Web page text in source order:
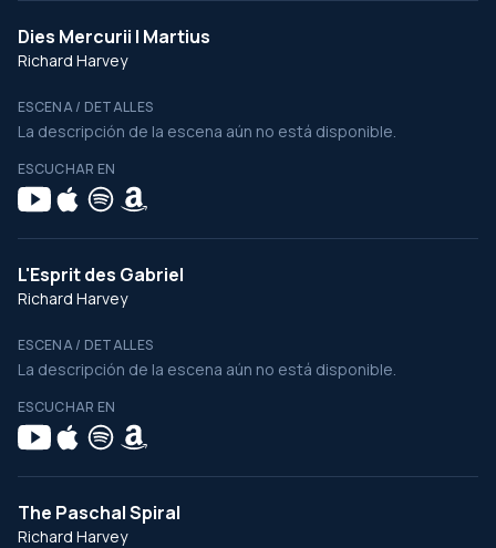
Dies Mercurii I Martius
Richard Harvey
ESCENA / DETALLES
La descripción de la escena aún no está disponible.
ESCUCHAR EN
L'Esprit des Gabriel
Richard Harvey
ESCENA / DETALLES
La descripción de la escena aún no está disponible.
ESCUCHAR EN
The Paschal Spiral
Richard Harvey